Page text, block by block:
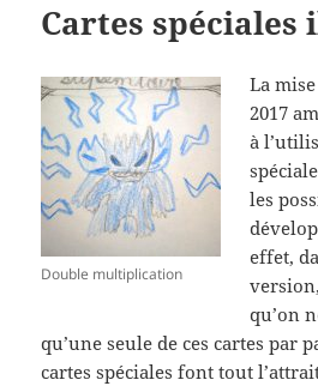
Cartes
Double multiplication
La
2017
à
les
effet,
qu’on
qu’une seule de ces cartes par
cartes spéciales font tout